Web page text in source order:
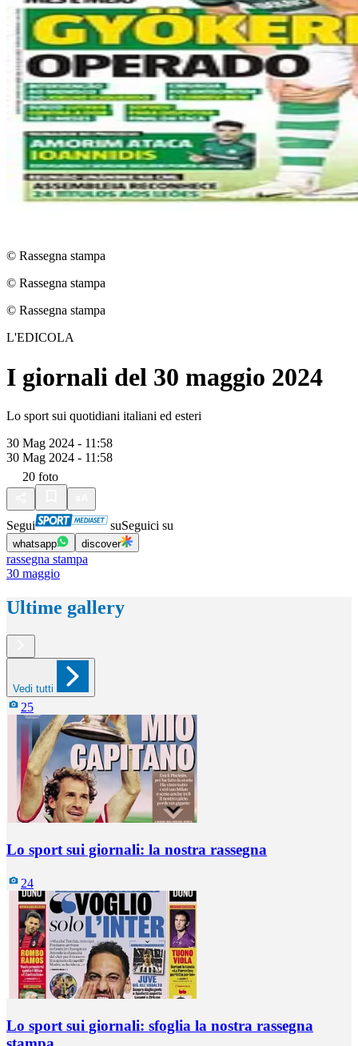
© Rassegna stampa
© Rassegna stampa
© Rassegna stampa
L'EDICOLA
I giornali del 30 maggio 2024
Lo sport sui quotidiani italiani ed esteri
30 Mag 2024 - 11:58
30 Mag 2024 - 11:58
20 foto
Segui suSeguici su
whatsapp discover
rassegna stampa
30 maggio
Ultime gallery
Vedi tutti
25
Lo sport sui giornali: la nostra rassegna
24
Lo sport sui giornali: sfoglia la nostra rassegna